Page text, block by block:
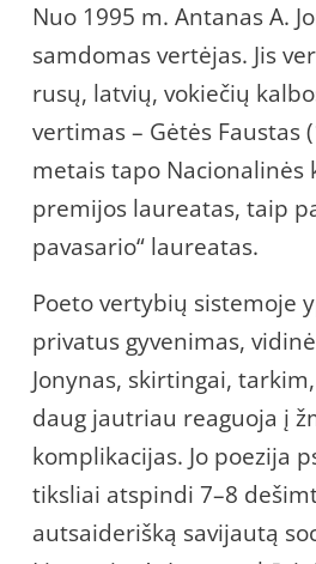
Nuo 1995 m. Antanas A.
samdomas vertėjas. Jis
rusų, latvių, vokiečių
vertimas – Gėtės Faustas
metais tapo
premijos laureatas, taip
pavasario“ laureatas.
Poeto vertybių sistemoje
privatus gyvenimas,
Jonynas, skirtingai,
daug jautriau reaguoja į
komplikacijas. Jo poezija
tiksliai atspindi 7–8
autsaiderišką savijautą